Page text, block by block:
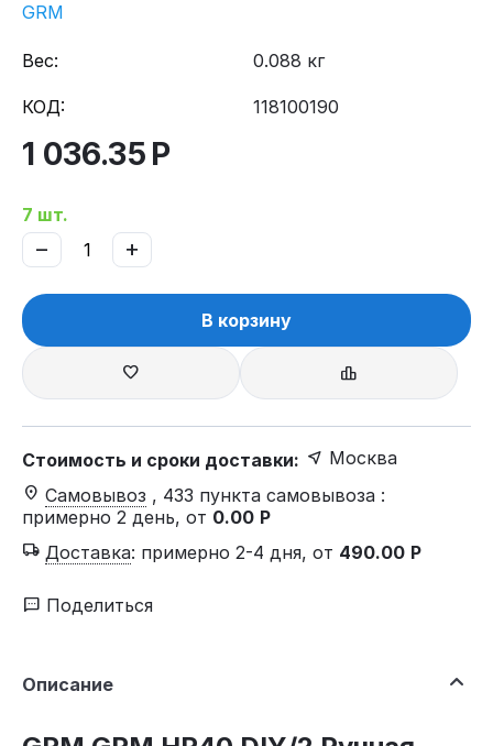
GRM
Вес: 0.088 кг
КОД: 118100190
1 036.35 Р
7 шт.
+
−
В корзину
Стоимость и сроки доставки:
Москва
Самовывоз , 433 пункта самовывоза :
примерно 2 день, от 0.00 Р
Доставка: примерно 2-4 дня, от 490.00 Р
Поделиться
Описание